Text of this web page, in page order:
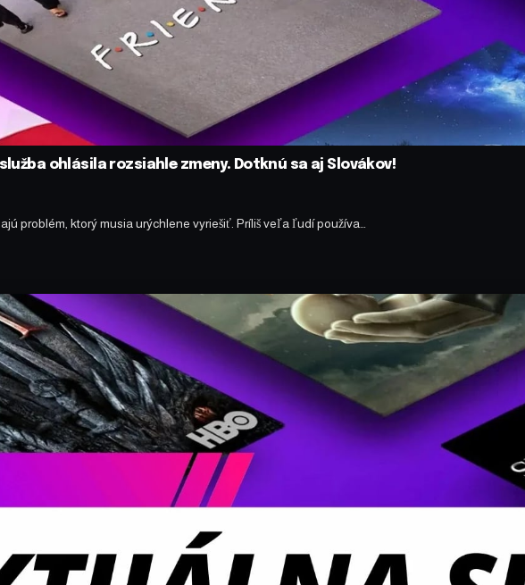
ohlásila rozsiahle zmeny. Dotknú sa aj Slovákov!
problém, ktorý musia urýchlene vyriešiť. Príliš veľa ľudí používa…